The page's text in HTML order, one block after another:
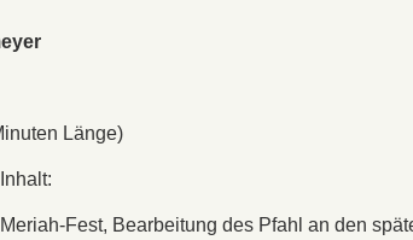
Länge)
Inhalt:
Meriah-Fest, Bearbeitung des Pfahl an den